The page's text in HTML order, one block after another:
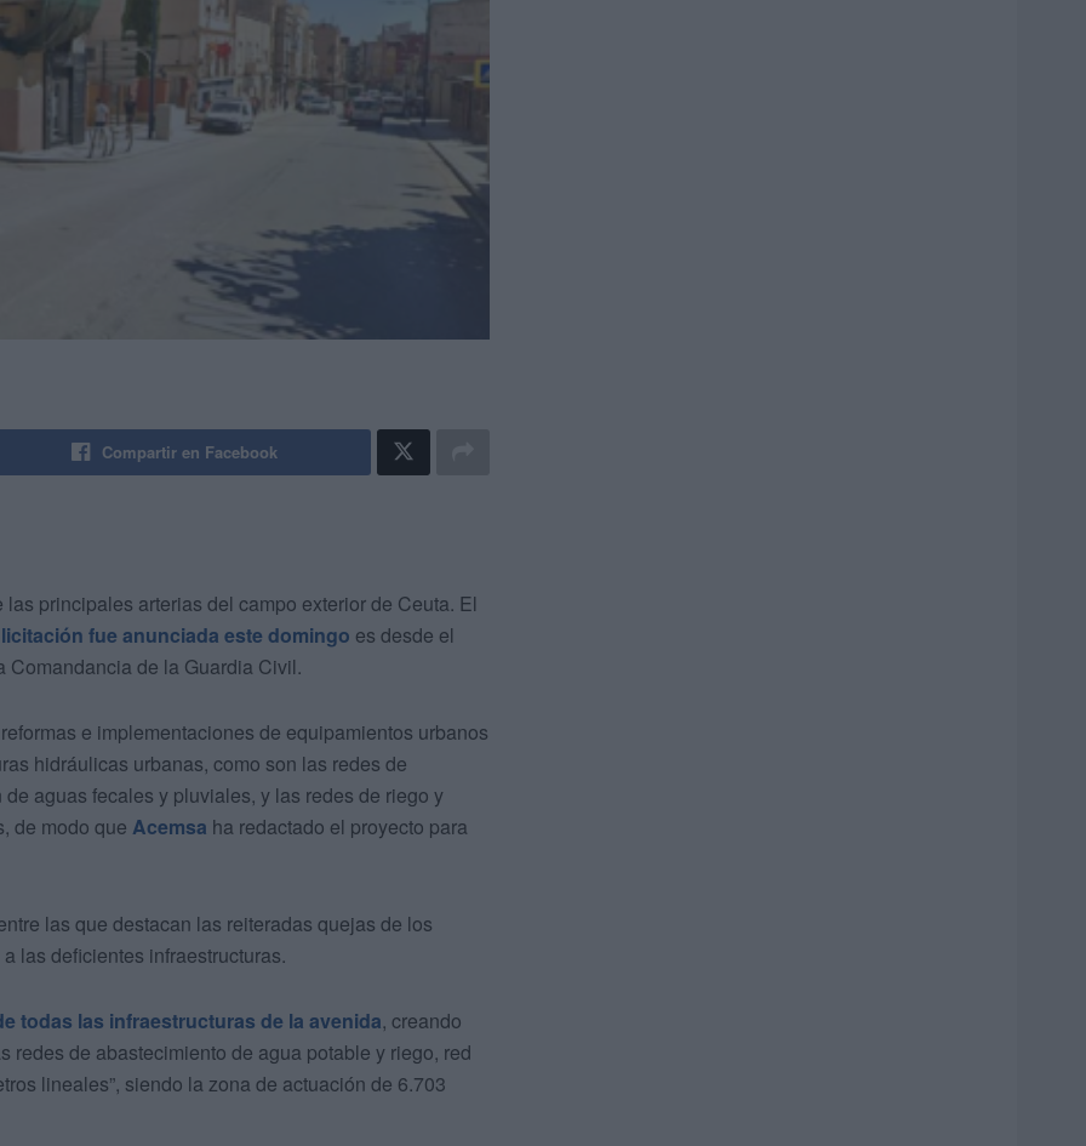
Compartir en Facebook
las principales arterias del campo exterior de Ceuta. El
licitación fue anunciada este domingo es desde el
Comandancia de la Guardia Civil.
e implementaciones de equipamientos urbanos
hidráulicas urbanas, como son las redes de
aguas fecales y pluviales, y las redes de riego y
de modo que Acemsa ha redactado el proyecto para
las que destacan las reiteradas quejas de los
las deficientes infraestructuras.
todas las infraestructuras de la avenida, creando
redes de abastecimiento de agua potable y riego, red
lineales”, siendo la zona de actuación de 6.703